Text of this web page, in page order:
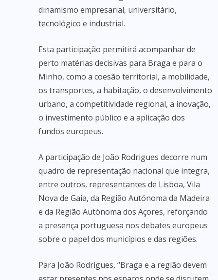
dinamismo empresarial, universitário,
tecnológico e industrial.
Esta participação permitirá acompanhar de
perto matérias decisivas para Braga e para o
Minho, como a coesão territorial, a mobilidade,
os transportes, a habitação, o desenvolvimento
urbano, a competitividade regional, a inovação,
o investimento público e a aplicação dos
fundos europeus.
A participação de João Rodrigues decorre num
quadro de representação nacional que integra,
entre outros, representantes de Lisboa, Vila
Nova de Gaia, da Região Autónoma da Madeira
e da Região Autónoma dos Açores, reforçando
a presença portuguesa nos debates europeus
sobre o papel dos municípios e das regiões.
Para João Rodrigues, “Braga e a região devem